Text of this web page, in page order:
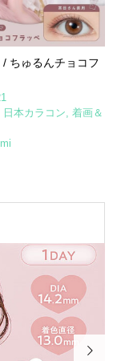
/ ちゅるんチョコフ
日本カラコン,着画＆
